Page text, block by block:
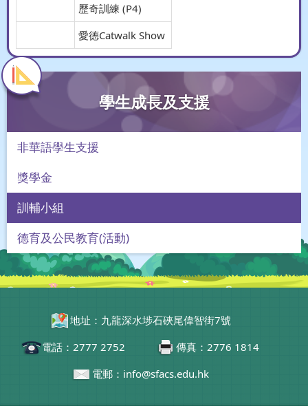
歷奇訓練 (P4)
愛德Catwalk Show
學生成長及支援
非華語學生支援
獎學金
訓輔小組
德育及公民教育(活動)
地址：九龍深水埗石硤尾偉智街7號
電話：2777 2752
傳真：2776 1814
電郵：info@sfacs.edu.hk